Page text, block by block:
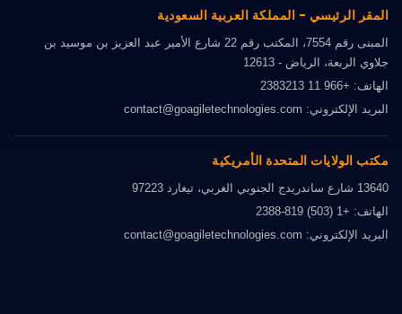
المقر الرئيسي - المملكة العربية السعودية
المبنى رقم 7554، المكتب رقم 22 شارع الأمير عبد العزيز بن موسيد بن
جلاوي الربعة، الرياض - 12613
الهاتف: +966 11 2383213
البريد الإلكتروني: contact@goagiletechnologies.com
مكتب الولايات المتحدة الأمريكية
13640 شارع ساندريدج الجنوبي الغربي، تيغارد 97223
الهاتف: +1 (503) 819-2388
البريد الإلكتروني: contact@goagiletechnologies.com